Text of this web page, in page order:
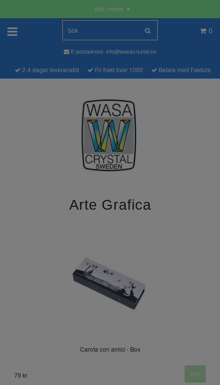
Inkl. moms ▾
0
E-postadress: info@wasacrystal.se
2-4 dagar leveranstid Fri frakt över 1000 Betala med Faktura
Arte Grafica
Carota con amici - Box
79 kr